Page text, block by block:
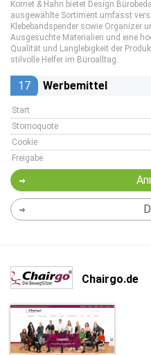
Kornet & Hahn bietet Design
ausgewählte Sortiment umfasst
Klebebandspender sowie Organizer
Ausgesuchte Materialien und eine
Qualität und Langlebigkeit der
stilvolle Helfer im Büroalltag.
17 Werbemittel
Start
Stornoquote
Cookie
Freigabe
Chairgo.de